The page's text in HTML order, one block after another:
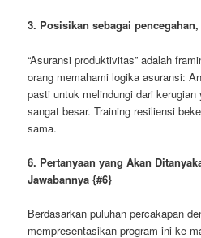
3. Posisikan sebagai
“Asuransi produktivitas” adalah
orang memahami logika asuransi:
pasti untuk melindungi dari
sangat besar. Training resiliensi
sama.
6. Pertanyaan yang Akan
Jawabannya {#6}
Berdasarkan puluhan percakapan
mempresentasikan program ini ke